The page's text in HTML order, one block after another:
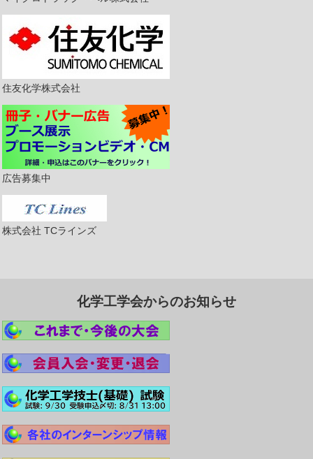
住友化学株式会社
広告募集中
株式会社 TCラインズ
化学工学会からのお知らせ